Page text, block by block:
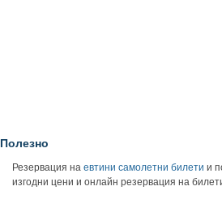
Полезно
Резервация на евтини самолетни билети и
изгодни цени и онлайн резервация на